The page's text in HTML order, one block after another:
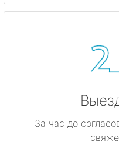
За час до